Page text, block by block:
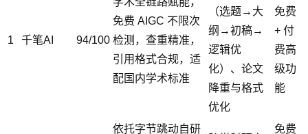
1 千笔AI 94/100
免费 AIGC 不限次
检测，查重精准，
引用格式合规，适
配国内学术标准
（选题→大
纲→初稿→
逻辑优
化）、论文
降重与格式
优化
免费
+ 付
费高
级功
能
依托字节跳动自研
免费